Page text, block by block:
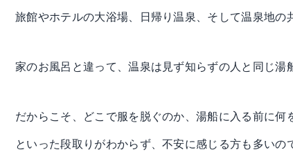
旅館やホテルの大浴場、日帰り温泉、そして温泉地の
家のお風呂と違って、温泉は見ず知らずの人と同じ湯
だからこそ、どこで服を脱ぐのか、湯船に入る前に
といった段取りがわからず、不安に感じる方も多いの